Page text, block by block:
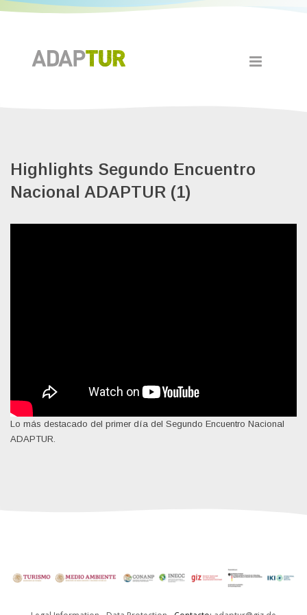
Highlights Segundo Encuentro
Nacional ADAPTUR (1)
Lo más destacado del primer día del Segundo Encuentro Nacional
ADAPTUR.